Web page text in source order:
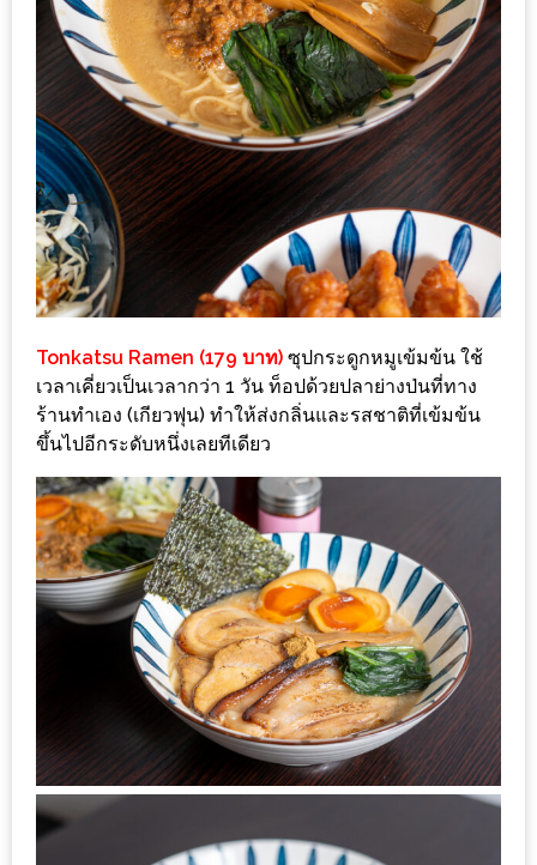
ราคา
ไม่
เกิน
200
บาท
รีวิว
ดี
กับ
แจก
ฟรี
LINE
ลายแทง
ความ
อร่อย
ทั่ว
เชียงใหม่
รับ
Tonkatsu Ramen (179 บาท) ซุปกระดูกหมูเข้มข้น ใช้
เวลาเคี่ยวเป็นเวลากว่า 1 วัน ท็อปด้วยปลาย่างป่นที่ทาง
ร้านทำเอง (เกียวฟุน) ทำให้ส่งกลิ่นและรสชาติที่เข้มข้น
ขึ้นไปอีกระดับหนึ่งเลยทีเดียว